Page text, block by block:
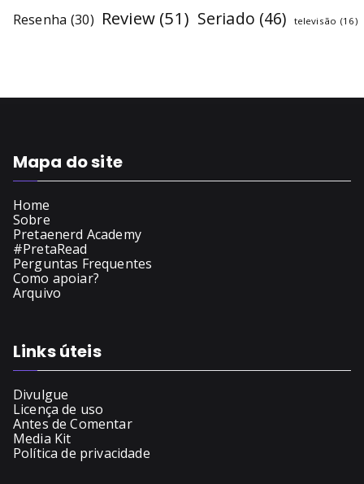
Resenha (30) Review (51) Seriado (46) televisão (16)
Mapa do site
Home
Sobre
Pretaenerd Academy
#PretaRead
Perguntas Frequentes
Como apoiar?
Arquivo
Links úteis
Divulgue
Licença de uso
Antes de Comentar
Media Kit
Política de privacidade